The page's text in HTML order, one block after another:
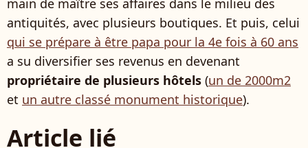
antiquités, avec plusieurs boutiques. Et puis, celui
qui se prépare à être papa pour la 4e fois à 60 ans
a su diversifier ses revenus en devenant
propriétaire de plusieurs hôtels (un de 2000m2
et un autre classé monument historique).
Article lié